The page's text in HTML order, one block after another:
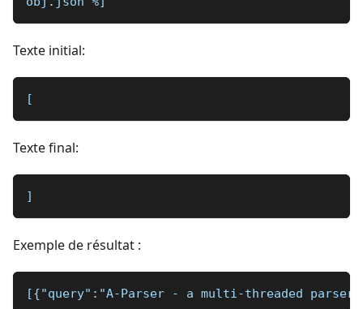
Texte initial:
[
Texte final:
]
Exemple de résultat :
[{"query":"A-Parser - a multi-threaded